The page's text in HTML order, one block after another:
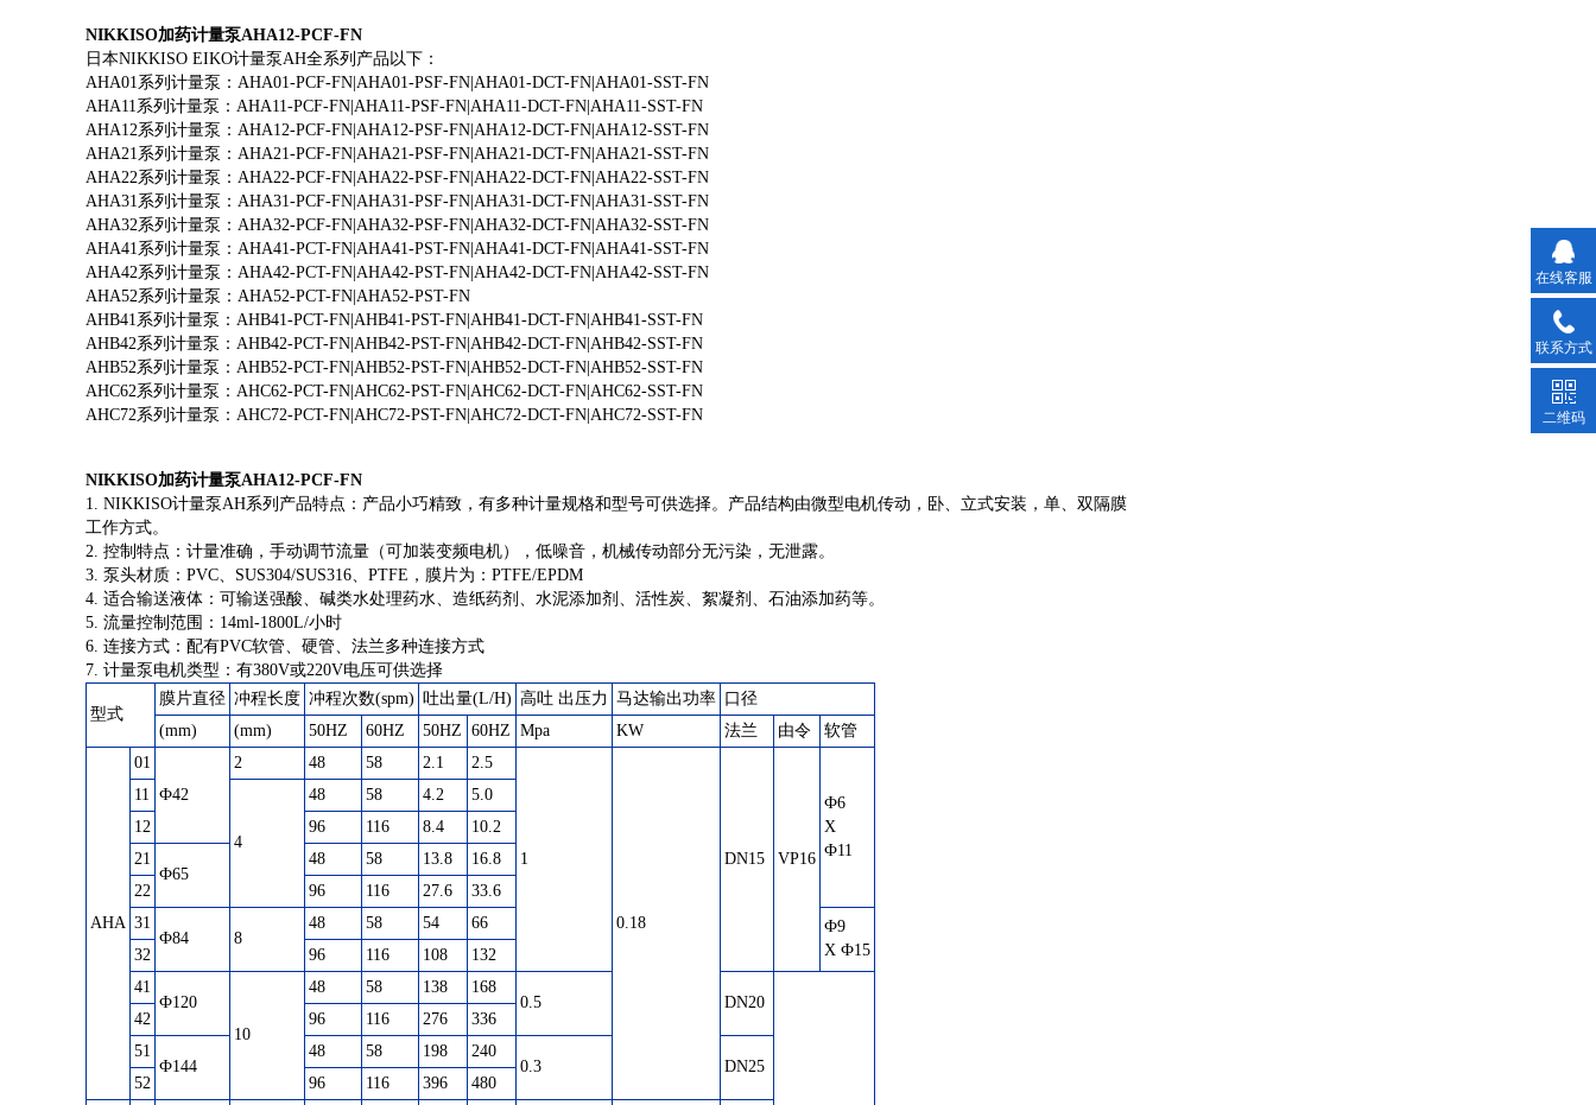
NIKKISO加药计量泵AHA12-PCF-FN
日本NIKKISO EIKO计量泵AH全系列产品以下：
AHA01系列计量泵：AHA01-PCF-FN|AHA01-PSF-FN|AHA01-DCT-FN|AHA01-SST-FN
AHA11系列计量泵：AHA11-PCF-FN|AHA11-PSF-FN|AHA11-DCT-FN|AHA11-SST-FN
AHA12系列计量泵：AHA12-PCF-FN|AHA12-PSF-FN|AHA12-DCT-FN|AHA12-SST-FN
AHA21系列计量泵：AHA21-PCF-FN|AHA21-PSF-FN|AHA21-DCT-FN|AHA21-SST-FN
AHA22系列计量泵：AHA22-PCF-FN|AHA22-PSF-FN|AHA22-DCT-FN|AHA22-SST-FN
AHA31系列计量泵：AHA31-PCF-FN|AHA31-PSF-FN|AHA31-DCT-FN|AHA31-SST-FN
AHA32系列计量泵：AHA32-PCF-FN|AHA32-PSF-FN|AHA32-DCT-FN|AHA32-SST-FN
AHA41系列计量泵：AHA41-PCT-FN|AHA41-PST-FN|AHA41-DCT-FN|AHA41-SST-FN
AHA42系列计量泵：AHA42-PCT-FN|AHA42-PST-FN|AHA42-DCT-FN|AHA42-SST-FN
AHA52系列计量泵：AHA52-PCT-FN|AHA52-PST-FN
AHB41系列计量泵：AHB41-PCT-FN|AHB41-PST-FN|AHB41-DCT-FN|AHB41-SST-FN
AHB42系列计量泵：AHB42-PCT-FN|AHB42-PST-FN|AHB42-DCT-FN|AHB42-SST-FN
AHB52系列计量泵：AHB52-PCT-FN|AHB52-PST-FN|AHB52-DCT-FN|AHB52-SST-FN
AHC62系列计量泵：AHC62-PCT-FN|AHC62-PST-FN|AHC62-DCT-FN|AHC62-SST-FN
AHC72系列计量泵：AHC72-PCT-FN|AHC72-PST-FN|AHC72-DCT-FN|AHC72-SST-FN
NIKKISO加药计量泵AHA12-PCF-FN
1. NIKKISO计量泵AH系列产品特点：产品小巧精致，有多种计量规格和型号可供选择。产品结构由微型电机传动，卧、立式安装，单、双隔膜
工作方式。
2. 控制特点：计量准确，手动调节流量（可加装变频电机），低噪音，机械传动部分无污染，无泄露。
3. 泵头材质：PVC、SUS304/SUS316、PTFE，膜片为：PTFE/EPDM
4. 适合输送液体：可输送强酸、碱类水处理药水、造纸药剂、水泥添加剂、活性炭、絮凝剂、石油添加药等。
5. 流量控制范围：14ml-1800L/小时
6. 连接方式：配有PVC软管、硬管、法兰多种连接方式
7. 计量泵电机类型：有380V或220V电压可供选择
型式
膜片直径 冲程长度 冲程次数(spm) 吐出量(L/H) 高吐 出压力 马达输出功率 口径
(mm)
(mm) 50HZ 60HZ 50HZ 60HZ Mpa KW 法兰 由令 软管
AHA
01
Ф42
2 48 58 2.1 2.5
1
0.18
DN15 VP16
Ф6
X
Ф11
11
4
48 58 4.2
5.0
12
96 116 8.4
10.2
21
Ф65
48 58 13.8
16.8
22
96 116 27.6
33.6
31
Ф84
8
48 58 54 66
Ф9
X Ф15
32 96 116 108
132
41
Ф120
10
48 58 138
168
0.5
DN20
42
96 116 276
336
51
Ф144
48 58 198
240
0.3
DN25
52
96 116 396 480
在线客服
联系方式
二维码